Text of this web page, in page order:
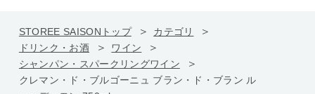
STOREE SAISONトップ
カテゴリ
ドリンク・お酒
ワイン
シャンパン・スパークリングワイン
クレマン・ド・ブルゴーニュ ブラン・ド・ブラン ル